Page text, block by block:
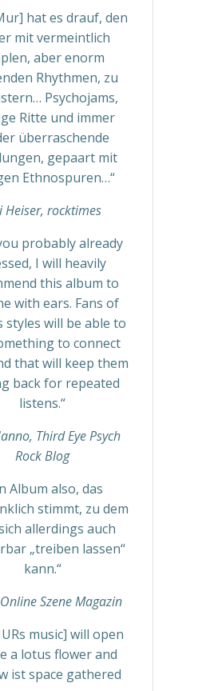
hat es drauf, den
mit vermeintlich
aber enorm
Rhythmen, zu
Psychojams,
Ritte und immer
überraschende
gepaart mit
Ethnospuren…“
Heiser, rocktimes
probably already
I will heavily
this album to
with ears. Fans of
styles will be able to
to connect
that will keep them
back for repeated
listens.“
Third Eye Psych
Rock Blog
Album also, das
stimmt, zu dem
allerdings auch
„treiben lassen“
kann.“
Szene Magazin
music] will open
a lotus flower and
ist space gathered